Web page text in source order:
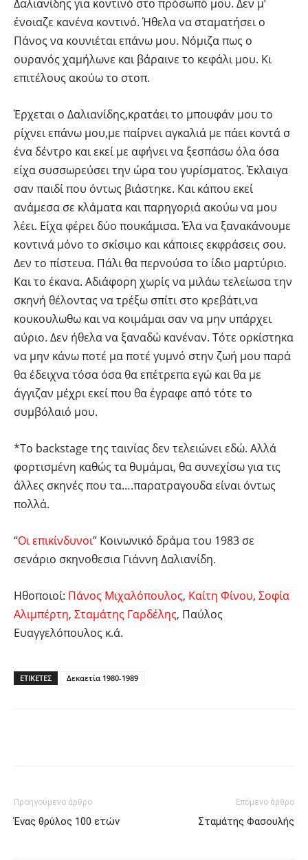
Δαλιανίδης για κοντινό στο πρόσωπό μου. Δεν μ’
ένοιαζε κανένα κοντινό. Ήθελα να σταματήσει ο
Πάνος να κουνιέται επάνω μου. Νόμιζα πως ο
ουρανός χαμήλωνε και βάραινε το κεφάλι μου. Κι
επιτέλους ακούω το στοπ.
Έρχεται ο Δαλιανίδης,κρατάει το μπουφάν μου το
ρίχνει επάνω μου,με παίρνει αγκαλιά με πάει κοντά σ
ένα δέντρο και εκεί με αφήνει να ξεσπάσω όλα όσα
είχα συσσωρεύσει την ώρα του γυρίσματος. Έκλαιγα
σαν παιδί που όντως βιάστηκε. Και κάπου εκεί
ανάμεσα σε κλάματα και παρηγοριά ακούω να μου
λέει. Είχα φέρει δύο πουκάμισα. Έλα να ξανακάνουμε
κοντινά μόνο το σκίσιμο και κάποιες εκφράσεις σου.
Δεν το πίστευα. Πάλι θα περνούσα το ίδιο μαρτύριο.
Και το έκανα. Αδιάφορη χωρίς να μιλάω τελείωσα την
σκηνή θέλοντας να τρέξω σπίτι στο κρεβάτι,να
κουκουλωθω και να κοιμάμαι σαν να μην υπάρχει
αύριο. Δεν ήθελα να ξαναδώ κανέναν. Τότε ορκίστηκα
να μην κάνω ποτέ μα ποτέ γυμνό στην ζωή μου παρά
θα έδειχνα τόσα όσα θα επέτρεπα εγώ και θα με
άγγιζαν μέχρι εκεί που θα έγραφε από τότε το
συμβόλαιό μου.
*Το backstage της ταινίας δεν τελειώνει εδώ. Αλλά
φορτισμένη καθώς τα θυμάμαι, θα συνεχίσω για τις
άλλες σκηνές που τα….παρατραγουδα είναι όντως
πολλά.
“Οι επικίνδυνοι” Κοινωνικό δράμα του 1983 σε
σενάριο σκηνοθεσια Γιάννη Δαλιανίδη.
Ηθοποιοί: Πάνος Μιχαλόπουλος, Καίτη Φίνου, Σοφία
Αλιμπέρτη, Σταμάτης Γαρδέλης, Παύλος
Ευαγγελόπουλος κ.ά.
ΕΤΙΚΕΤΕΣ Δεκαετία 1980-1989
Προηγούμενο άρθρο
Ένας θρύλος 100 ετών
Επόμενο άρθρο
Σταμάτης Φασουλής